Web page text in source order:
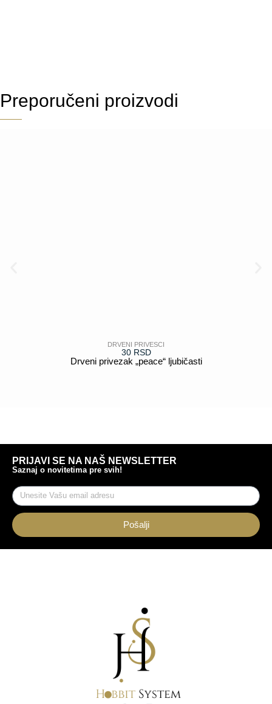
Preporučeni proizvodi
DRVENI PRIVESCI
30 RSD
Drveni privezak „peace“ ljubičasti
PRIJAVI SE NA NAŠ NEWSLETTER
Saznaj o novitetima pre svih!
Pošalji